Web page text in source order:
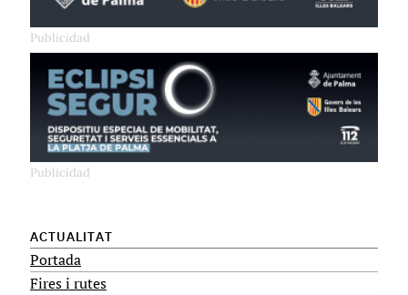
ACTUALITAT
Portada
Fires i rutes